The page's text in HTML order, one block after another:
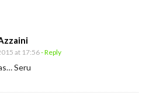
at 17:56- Reply
Seru